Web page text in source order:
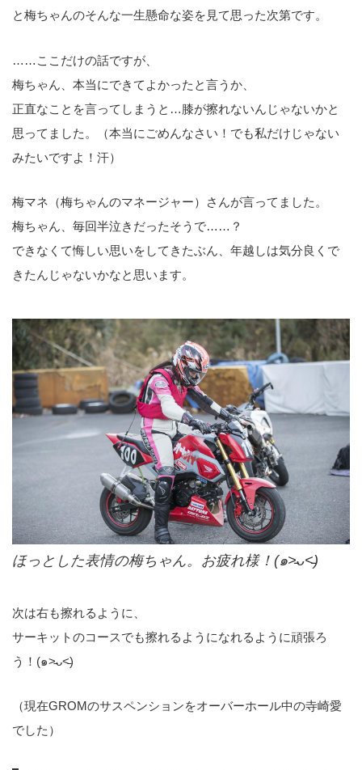
と梅ちゃんのそんな一生懸命な姿を見て思った次第です。
……ここだけの話ですが、
梅ちゃん、本当にできてよかったと言うか、
正直なことを言ってしまうと…膝が擦れないんじゃないかと
思ってました。（本当にごめんなさい！でも私だけじゃない
みたいですよ！汗）
梅マネ（梅ちゃんのマネージャー）さんが言ってました。
梅ちゃん、毎回半泣きだったそうで……？
できなくて悔しい思いをしてきたぶん、年越しは気分良くで
きたんじゃないかなと思います。
ほっとした表情の梅ちゃん。お疲れ様！(๑˃̵ᴗ˂̵)
次は右も擦れるように、
サーキットのコースでも擦れるようになれるように頑張ろ
う！(๑˃̵ᴗ˂̵)
（現在GROMのサスペンションをオーバーホール中の寺崎愛
でした）